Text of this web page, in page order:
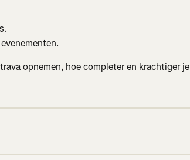
opnemen, hoe completer en krachtiger je